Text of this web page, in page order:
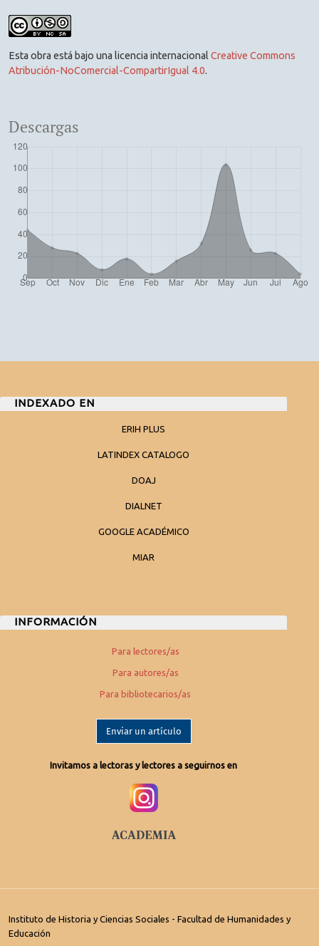
Esta obra está bajo una licencia internacional Creative Commons
Atribución-NoComercial-CompartirIgual 4.0.
Descargas
INDEXADO EN
ERIH PLUS
LATINDEX CATALOGO
DOAJ
DIALNET
GOOGLE ACADÉMICO
MIAR
INFORMACIÓN
Para lectores/as
Para autores/as
Para bibliotecarios/as
Enviar un artículo
Invitamos a lectoras y lectores a seguirnos en
Instituto de Historia y Ciencias Sociales - Facultad de Humanidades y
Educación